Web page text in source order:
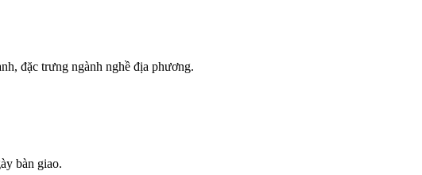
đặc trưng ngành nghề địa phương.
bàn giao.